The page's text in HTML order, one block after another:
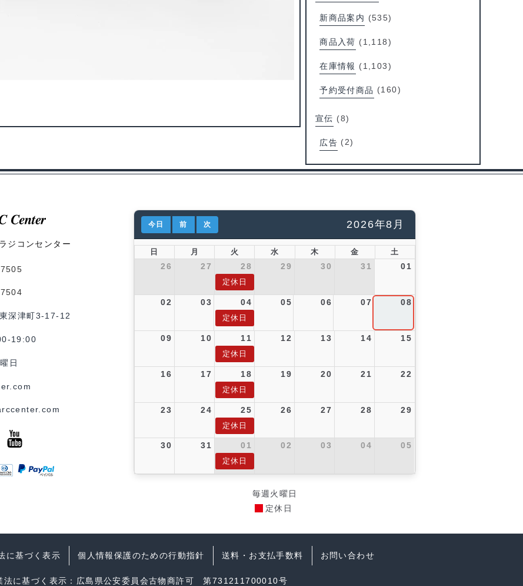
新商品案内 (535)
商品入荷 (1,118)
在庫情報 (1,103)
予約受付商品 (160)
宣伝 (8)
広告 (2)
ジコンセンター
深津町3-17-12
19:00
日
今日 前 次 2026年8月
日 月 火 水 木 金 土
26 27 28 29 30 31 01
定休日
02 03 04 05 06 07 08
定休日
09 10 11 12 13 14 15
定休日
16 17 18 19 20 21 22
定休日
23 24 25 26 27 28 29
定休日
30 31 01 02 03 04 05
定休日
毎週火曜日
定休日
に基づく表示 個人情報保護のための行動指針 送料・お支払手数料 お問い合わせ
法に基づく表示：広島県公安委員会古物商許可 第731211700010号